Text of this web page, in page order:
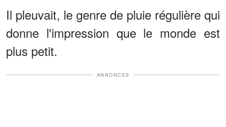
Il pleuvait, le genre de pluie régulière qui
donne l'impression que le monde est
plus petit.
ANNONCES